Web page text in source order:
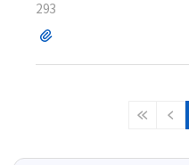
293
파
처
페
이
페